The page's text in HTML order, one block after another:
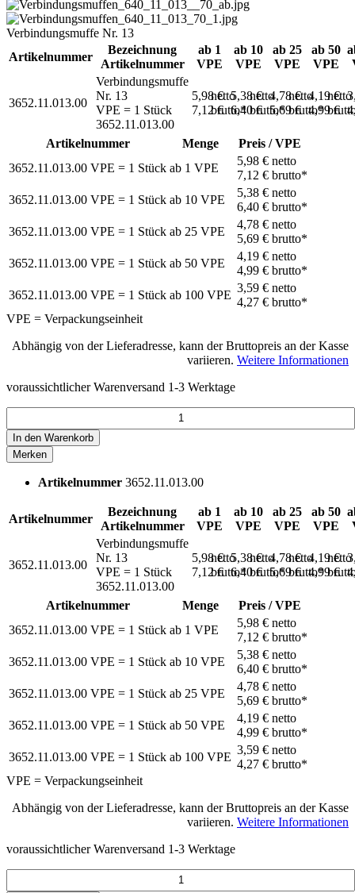
Verbindungsmuffe Nr. 13
Artikelnummer
Bezeichnung
Artikelnummer
ab 1
VPE
ab 10
VPE
ab 25
VPE
ab 50
VPE
3652.11.013.00
Verbindungsmuffe
Nr. 13
VPE = 1 Stück
3652.11.013.00
5,98 €
netto
7,12 €brutto*
5,38 €
netto
6,40 €brutto*
4,78 €
netto
5,69 €brutto*
4,19 €
netto
4,99 €
Artikelnummer Menge
Preis / VPE
3652.11.013.00 VPE = 1 Stück ab 1 VPE
5,98 €netto
7,12 €brutto*
3652.11.013.00 VPE = 1 Stück ab 10 VPE
5,38 €netto
6,40 €brutto*
3652.11.013.00 VPE = 1 Stück ab 25 VPE
4,78 €netto
5,69 €brutto*
3652.11.013.00 VPE = 1 Stück ab 50 VPE
4,19 €netto
4,99 €brutto*
3652.11.013.00 VPE = 1 Stück ab 100 VPE
3,59 €netto
4,27 €brutto*
VPE = Verpackungseinheit
Abhängig von der Lieferadresse, kann der Bruttopreis an der Kasse
variieren. Weitere Informationen
voraussichtlicher Warenversand 1-3 Werktage
In den Warenkorb
Merken
Artikelnummer 3652.11.013.00
Artikelnummer
Bezeichnung
Artikelnummer
ab 1
VPE
ab 10
VPE
ab 25
VPE
ab 50
VPE
3652.11.013.00
Verbindungsmuffe
Nr. 13
VPE = 1 Stück
3652.11.013.00
5,98 €
netto
7,12 €brutto*
5,38 €
netto
6,40 €brutto*
4,78 €
netto
5,69 €brutto*
4,19 €
netto
4,99 €
Artikelnummer Menge
Preis / VPE
3652.11.013.00 VPE = 1 Stück ab 1 VPE
5,98 €netto
7,12 €brutto*
3652.11.013.00 VPE = 1 Stück ab 10 VPE
5,38 €netto
6,40 €brutto*
3652.11.013.00 VPE = 1 Stück ab 25 VPE
4,78 €netto
5,69 €brutto*
3652.11.013.00 VPE = 1 Stück ab 50 VPE
4,19 €netto
4,99 €brutto*
3652.11.013.00 VPE = 1 Stück ab 100 VPE
3,59 €netto
4,27 €brutto*
VPE = Verpackungseinheit
Abhängig von der Lieferadresse, kann der Bruttopreis an der Kasse
variieren. Weitere Informationen
voraussichtlicher Warenversand 1-3 Werktage